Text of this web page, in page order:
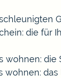
die für
wohnen: die
wohnen: